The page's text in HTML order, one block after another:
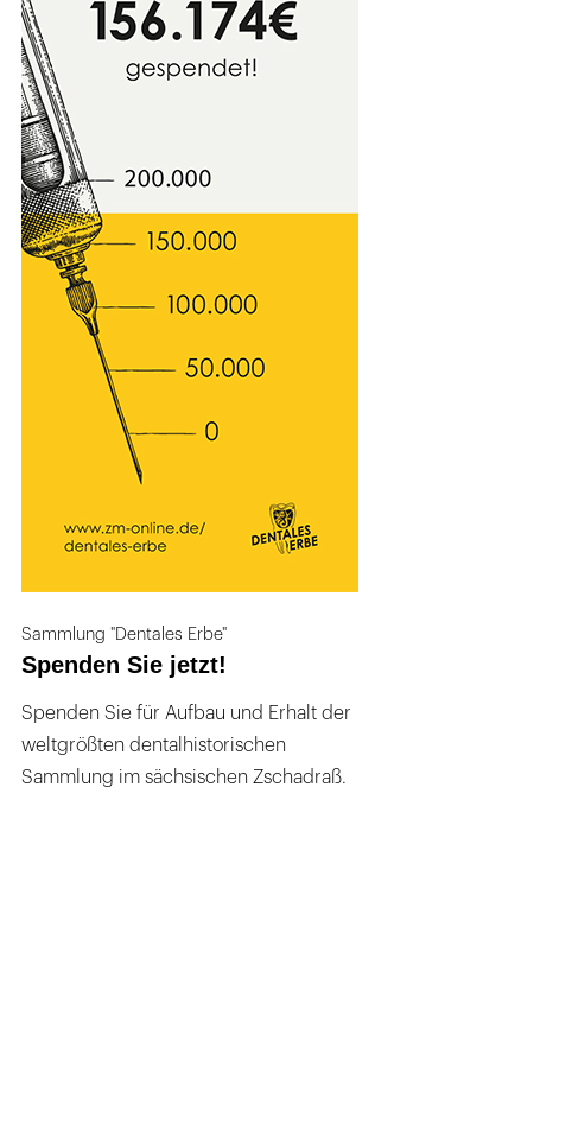
Sammlung "Dentales Erbe"
Spenden Sie jetzt!
Spenden Sie für Aufbau und Erhalt der
weltgrößten dentalhistorischen
Sammlung im sächsischen Zschadraß.